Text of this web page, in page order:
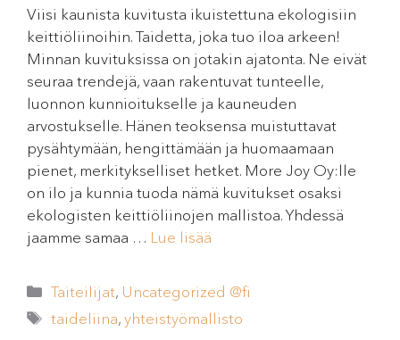
Viisi kaunista kuvitusta ikuistettuna ekologisiin
keittiöliinoihin. Taidetta, joka tuo iloa arkeen!
Minnan kuvituksissa on jotakin ajatonta. Ne eivät
seuraa trendejä, vaan rakentuvat tunteelle,
luonnon kunnioitukselle ja kauneuden
arvostukselle. Hänen teoksensa muistuttavat
pysähtymään, hengittämään ja huomaamaan
pienet, merkitykselliset hetket. More Joy Oy:lle
on ilo ja kunnia tuoda nämä kuvitukset osaksi
ekologisten keittiöliinojen mallistoa. Yhdessä
jaamme samaa … Lue lisää
Taiteilijat, Uncategorized @fi
taideliina,yhteistyömallisto